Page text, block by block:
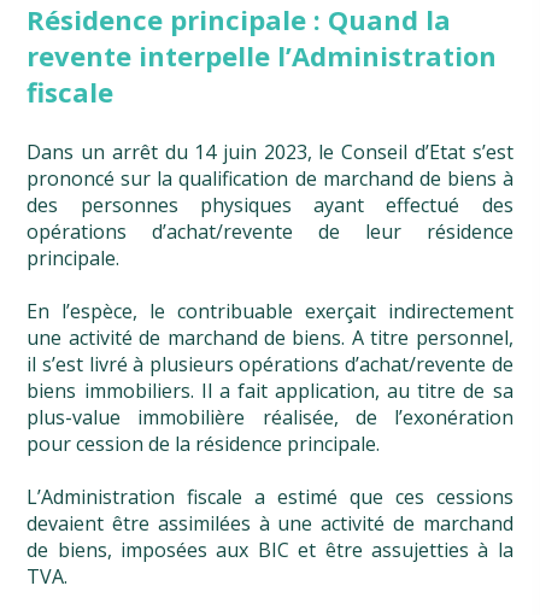
Résidence principale : Quand la
revente interpelle l’Administration
fiscale
Dans un arrêt du 14 juin 2023, le Conseil d’Etat s’est
prononcé sur la qualification de marchand de biens à
des personnes physiques ayant effectué des
opérations d’achat/revente de leur résidence
principale.
En l’espèce, le contribuable exerçait indirectement
une activité de marchand de biens. A titre personnel,
il s’est livré à plusieurs opérations d’achat/revente de
biens immobiliers. Il a fait application, au titre de sa
plus-value immobilière réalisée, de l’exonération
pour cession de la résidence principale.
L’Administration fiscale a estimé que ces cessions
devaient être assimilées à une activité de marchand
de biens, imposées aux BIC et être assujetties à la
TVA.